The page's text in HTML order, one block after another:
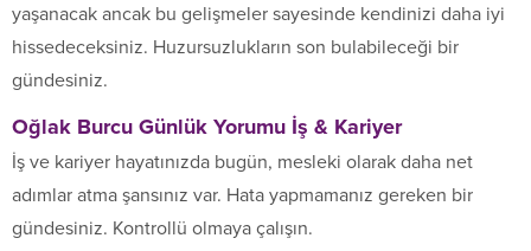
yaşanacak ancak bu gelişmeler sayesinde kendinizi daha iyi
hissedeceksiniz. Huzursuzlukların son bulabileceği bir
gündesiniz.
Oğlak Burcu Günlük Yorumu İş & Kariyer
İş ve kariyer hayatınızda bugün, mesleki olarak daha net
adımlar atma şansınız var. Hata yapmamanız gereken bir
gündesiniz. Kontrollü olmaya çalışın.